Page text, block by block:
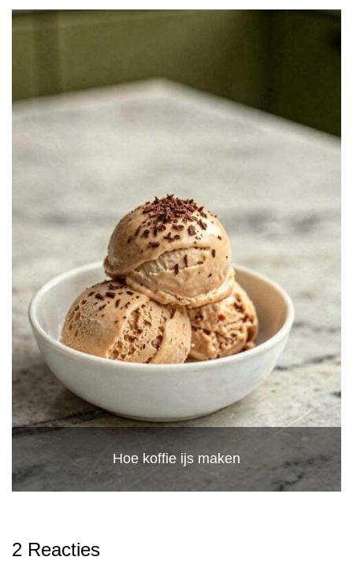
Hoe koffie ijs maken
2 Reacties